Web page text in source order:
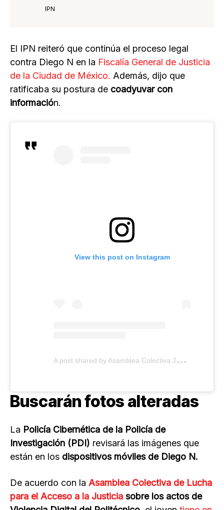
IPN
El IPN reiteró que continúa el proceso legal
contra Diego N en la Fiscalía General de Justicia
de la Ciudad de México. Además, dijo que
ratificaba su postura de coadyuvar con
información.
View this post on Instagram
A
post shared by Asamblea Colectiva Justicia Digital IPN (@asamblea_justicia_digital_ipn)
Buscarán fotos alteradas
La Policía Cibernética de la Policía de
Investigación (PDI) revisará las imágenes que
están en los dispositivos móviles de Diego N.
De acuerdo con la Asamblea Colectiva de Lucha
para el Acceso a la Justicia sobre los actos de